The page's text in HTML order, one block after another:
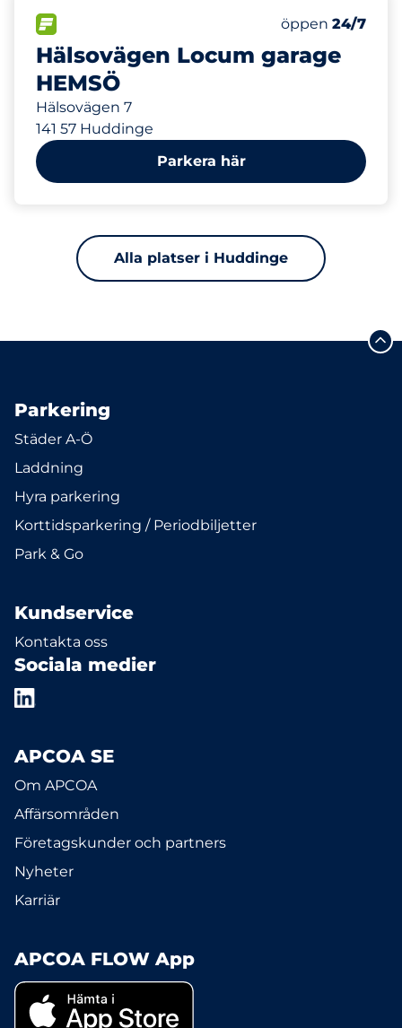
Hälsovägen Locum garage
HEMSÖ
Hälsovägen 7
141 57 Huddinge
Antal
Totalt antal
Torsdag&nbsp
öppen 24/7
631 m
Parkera här
Alla platser i Huddinge
Parkering
Städer A-Ö
Laddning
Hyra parkering
Korttidsparkering / Periodbiljetter
Park & Go
Kundservice
Kontakta oss
Sociala medier
APCOA SE
Om APCOA
Affärsområden
Företagskunder och partners
Nyheter
Karriär
APCOA FLOW App